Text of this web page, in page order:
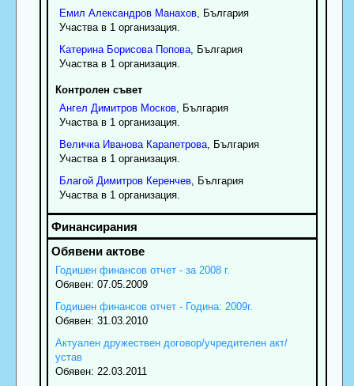
Емил Александров Манахов, България
Участва в 1 организация.
Катерина Борисова Попова, България
Участва в 1 организация.
Контролен съвет
Ангел Димитров Москов, България
Участва в 1 организация.
Величка Иванова Карапетрова, България
Участва в 1 организация.
Благой Димитров Керенчев, България
Участва в 1 организация.
Годишен финансов отчет - за 2008 г.
Обявен: 07.05.2009
Годишен финансов отчет - Година: 2009г.
Обявен: 31.03.2010
Актуален дружествен договор/учредителен акт/
устав
Обявен: 22.03.2011